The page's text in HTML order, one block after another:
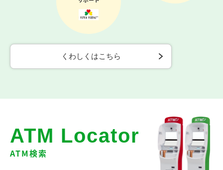
くわしくはこちら
ATM Locator
ATM検索